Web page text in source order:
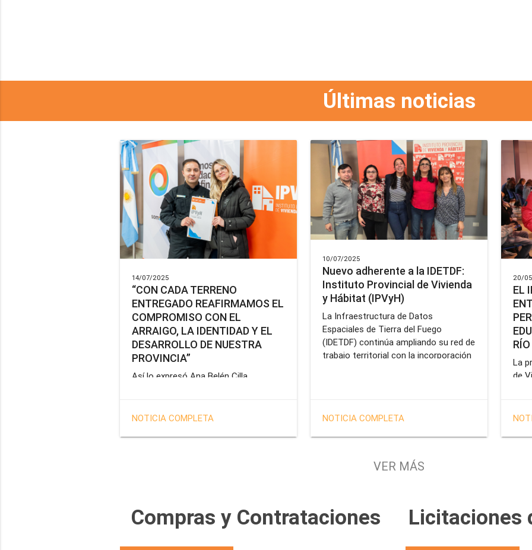
Últimas noticias
14/07/2025
“CON CADA TERRENO
ENTREGADO REAFIRMAMOS EL
COMPROMISO CON EL
ARRAIGO, LA IDENTIDAD Y EL
DESARROLLO DE NUESTRA
PROVINCIA”
Así lo expresó Ana Belén Cilla,
balance del trabajo del organismo en el
adjudicación de lotes a personal
NOTICIA COMPLETA
10/07/2025
Nuevo adherente a la IDETDF:
Instituto Provincial de Vivienda
y Hábitat (IPVyH)
La Infraestructura de Datos
Espaciales de Tierra del Fuego
(IDETDF) continúa ampliando su red de
trabajo territorial con la incorporación
NOTICIA COMPLETA
20/
EL
La
de
VER MÁS
Compras y Contrataciones Licitaciones